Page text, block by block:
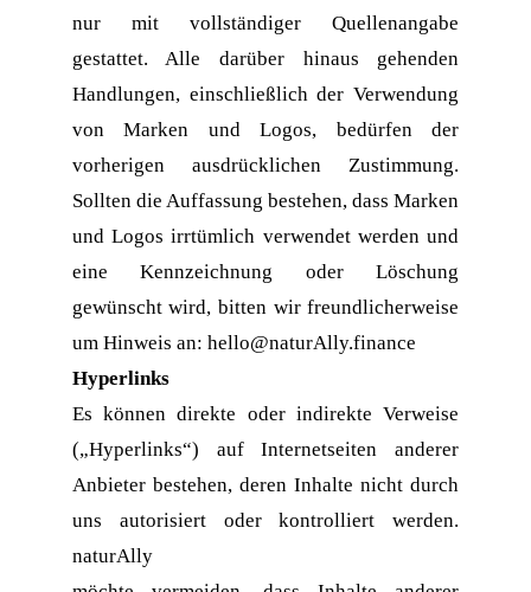
nur mit vollständiger Quellenangabe
gestattet. Alle darüber hinaus gehenden
Handlungen, einschließlich der Verwendung
von Marken und Logos, bedürfen der
vorherigen ausdrücklichen Zustimmung.
Sollten die Auffassung bestehen, dass Marken
und Logos irrtümlich verwendet werden und
eine Kennzeichnung oder Löschung
gewünscht wird, bitten wir freundlicherweise
um Hinweis an: hello@naturAlly.finance
Hyperlinks
Es können direkte oder indirekte Verweise
(„Hyperlinks“) auf Internetseiten anderer
Anbieter bestehen, deren Inhalte nicht durch
uns autorisiert oder kontrolliert werden.
naturAlly